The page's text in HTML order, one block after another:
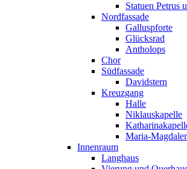
Statuen Petrus
Nordfassade
Galluspforte
Glücksrad
Antholops
Chor
Südfassade
Davidstern
Kreuzgang
Halle
Niklauskapelle
Maria-
Innenraum
Langhaus